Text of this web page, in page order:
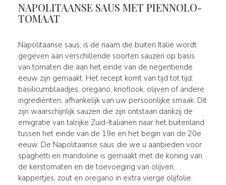
NAPOLITAANSE SAUS MET PIENNOLO-
TOMAAT
Napolitaanse saus, is de naam die buiten Italië wordt
gegeven aan verschillende soorten sauzen op basis
van tomaten die aan het einde van de negentiende
eeuw zijn gemaakt. Het recept komt van tijd tot tijd:
basilicumblaadjes, oregano, knoflook, olijven of andere
ingrediënten, afhankelijk van uw persoonlijke smaak. Dit
zijn waarschijnlijk sauzen die zijn ontstaan dankzij de
emigratie van talrijke Zuid-Italianen naar het buitenland
tussen het einde van de 19e en het begin van de 20e
eeuw. De Napolitaanse saus die we u aanbieden voor
spaghetti en mandoline is gemaakt met de koning van
de kerstomaten en de toevoeging van olijven,
kappertjes, zout en oregano in extra vierge olijfolie.